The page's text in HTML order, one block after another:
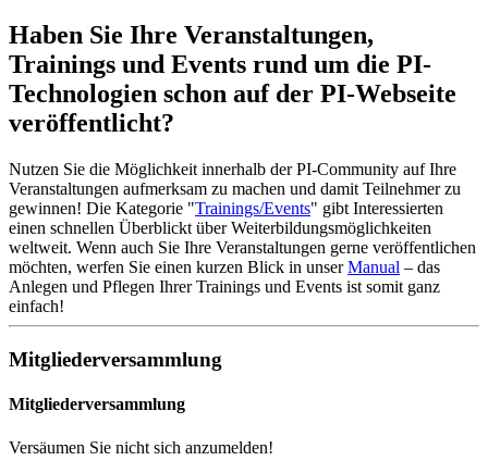
Haben Sie Ihre Veranstaltungen,
Trainings und Events rund um die PI-
Technologien schon auf der PI-Webseite
veröffentlicht?
Nutzen Sie die Möglichkeit innerhalb der PI-Community auf Ihre
Veranstaltungen aufmerksam zu machen und damit Teilnehmer zu
gewinnen! Die Kategorie "Trainings/Events" gibt Interessierten
einen schnellen Überblickt über Weiterbildungsmöglichkeiten
weltweit. Wenn auch Sie Ihre Veranstaltungen gerne veröffentlichen
möchten, werfen Sie einen kurzen Blick in unserManual – das
Anlegen und Pflegen Ihrer Trainings und Events ist somit ganz
einfach!
Mitgliederversammlung
Mitgliederversammlung
Versäumen Sie nicht sich anzumelden!